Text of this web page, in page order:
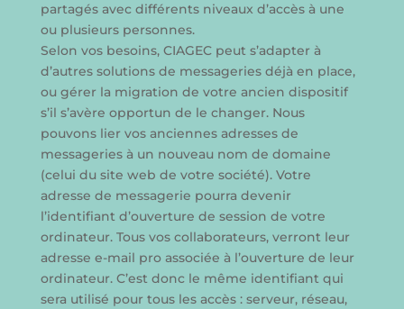
partagés avec différents niveaux d’accès à une
ou plusieurs personnes.
Selon vos besoins, CIAGEC peut s’adapter à
d’autres solutions de messageries déjà en place,
ou gérer la migration de votre ancien dispositif
s’il s’avère opportun de le changer. Nous
pouvons lier vos anciennes adresses de
messageries à un nouveau nom de domaine
(celui du site web de votre société). Votre
adresse de messagerie pourra devenir
l’identifiant d’ouverture de session de votre
ordinateur. Tous vos collaborateurs, verront leur
adresse e-mail pro associée à l’ouverture de leur
ordinateur. C’est donc le même identifiant qui
sera utilisé pour tous les accès : serveur, réseau,